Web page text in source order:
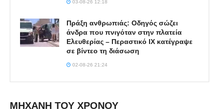
03-08-26 12:18
Πράξη ανθρωπιάς: Οδηγός σώζει
άνδρα που πνιγόταν στην πλατεία
Ελευθερίας – Περαστικό ΙΧ κατέγραψε
σε βίντεο τη διάσωση
02-08-26 21:24
ΜΗΧΑΝΗ ΤΟΥ ΧΡΟΝΟΥ